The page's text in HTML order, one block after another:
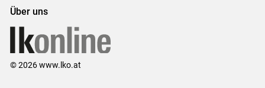
Über uns
© 2026 www.lko.at